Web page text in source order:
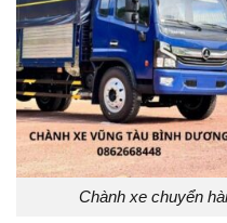
Chành xe chuyển